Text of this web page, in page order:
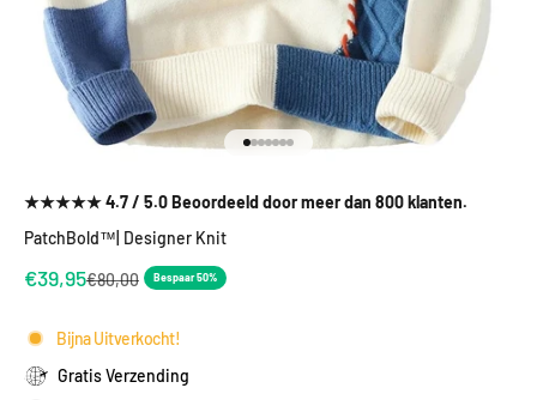
Naar artikel 1
Naar artikel 2
Naar artikel 3
Naar artikel 4
Naar artikel 5
Naar artikel 6
Naar artikel 7
★★★★★ 4.7 / 5.0 Beoordeeld door meer dan 800 klanten.
PatchBold™| Designer Knit
Aanbiedingsprijs
€39,95Normale prijs
€80,00 Bespaar 50%
Bijna Uitverkocht!
Gratis Verzending